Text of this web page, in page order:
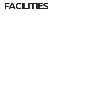
FACILITIES